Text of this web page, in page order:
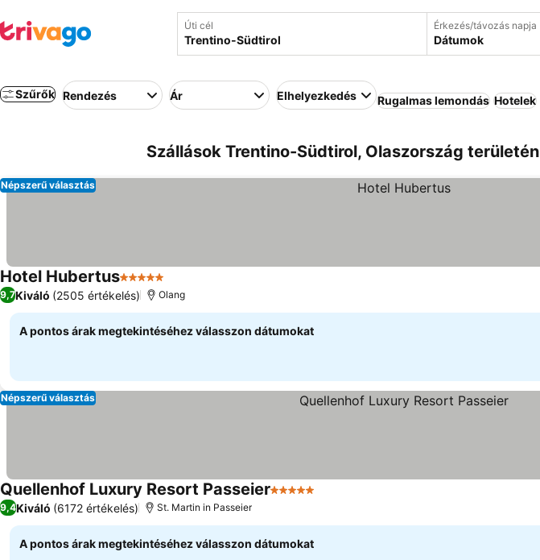
Úti cél Érkezés/távozás napja
Dátumok
Szűrők Rendezés Ár Elhelyezkedés Rugalmas lemondás Hotelek
Szállások Trentino-Südtirol, Olaszország területén
Népszerű választás
Hotel Hubertus5 Kategória
9,7Kiváló (2505 értékelés) Olang
A pontos árak megtekintéséhez válasszon dátumokat
Népszerű választás
Quellenhof Luxury Resort Passeier5 Kategória
9,4Kiváló (6172 értékelés) St. Martin in Passeier
A pontos árak megtekintéséhez válasszon dátumokat